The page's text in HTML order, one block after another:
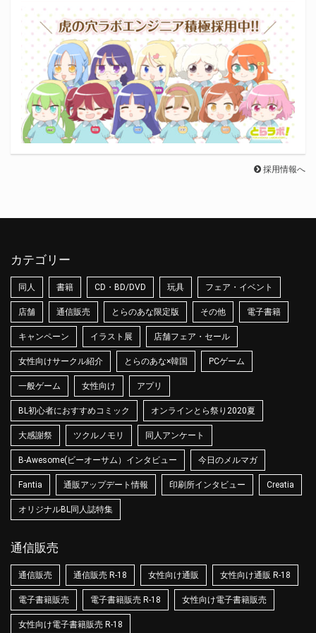
採用情報へ
カテゴリー
同人 書籍 CD・BD/DVD 玩具 フェア・イベント
店舗 通信販売 とらのあな限定版 その他 電子書籍
キャンペーン イラスト展 店舗フェア・セール
女性向けサークル紹介 とらのあな×韓国 PCゲーム
一般ゲーム 女性向け アプリ
BL初心者におすすめコミック オンラインとら祭り2020夏
大感謝祭 ツクルノモリ 同人アンケート
B-Awesome(ビーオーサム）インタビュー 今日のメルマガ
Fantia 通販アップデート情報 印刷所インタビュー Creatia
オリジナルBL同人誌特集
通信販売
通信販売 通信販売 R-18 女性向け通販 女性向け通販 R-18
電子書籍販売 電子書籍販売 R-18 女性向け電子書籍販売
女性向け電子書籍販売 R-18